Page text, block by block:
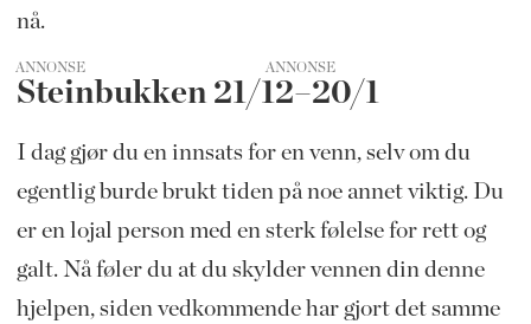
nå.
ANNONSE
Steinbukken 21/12–20/1
I dag gjør du en innsats for en venn, selv om du
egentlig burde brukt tiden på noe annet viktig. Du
er en lojal person med en sterk følelse for rett og
galt. Nå føler du at du skylder vennen din denne
hjelpen, siden vedkommende har gjort det samme